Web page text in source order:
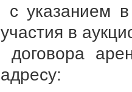
с указанием
участия в
договора
адресу: